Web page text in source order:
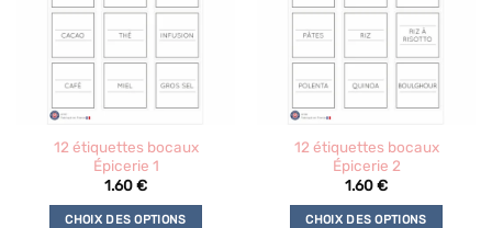
12 étiquettes bocaux
Épicerie 1
1.60€
CHOIX DES OPTIONS
12 étiquettes bocaux
Épicerie 2
1.60€
CHOIX DES OPTIONS